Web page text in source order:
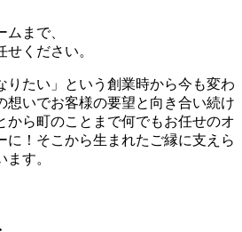
まで、
ください。
りたい」という創業時から今も変わ
想いでお客様の要望と向き合い続け
から町のことまで何でもお任せのオ
に！そこから生まれたご縁に支えら
す。